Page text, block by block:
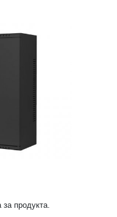
продукта.